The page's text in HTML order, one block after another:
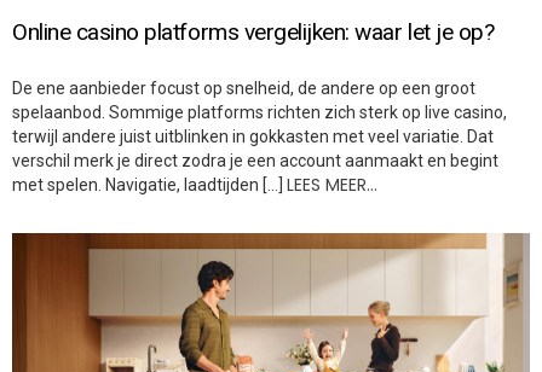
Online casino platforms vergelijken: waar let je op?
De ene aanbieder focust op snelheid, de andere op een groot
spelaanbod. Sommige platforms richten zich sterk op live casino,
terwijl andere juist uitblinken in gokkasten met veel variatie. Dat
verschil merk je direct zodra je een account aanmaakt en begint
met spelen. Navigatie, laadtijden […] LEES MEER…